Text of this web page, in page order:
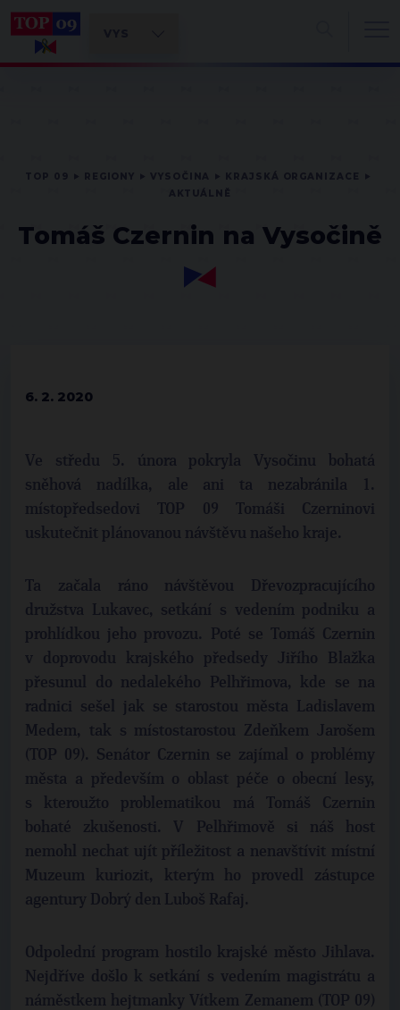
Tomáš Czernin na Vysočině
6. 2. 2020
Ve středu 5. února pokryla Vysočinu bohatá
sněhová nadílka, ale ani ta nezabránila 1.
místopředsedovi TOP 09 Tomáši Czerninovi
uskutečnit plánovanou návštěvu našeho kraje.
Ta začala ráno návštěvou Dřevozpracujícího
družstva Lukavec, setkání s vedením podniku a
prohlídkou jeho provozu. Poté se Tomáš Czernin
v doprovodu krajského předsedy Jiřího Blažka
přesunul do nedalekého Pelhřimova, kde se na
radnici sešel jak se starostou města Ladislavem
Medem, tak s místostarostou Zdeňkem Jarošem
(TOP 09). Senátor Czernin se zajímal o problémy
města a především o oblast péče o obecní lesy,
s kteroužto problematikou má Tomáš Czernin
bohaté zkušenosti. V Pelhřimově si náš host
nemohl nechat ujít příležitost a nenavštívit místní
Muzeum kuriozit, kterým ho provedl zástupce
agentury Dobrý den Luboš Rafaj.
Odpolední program hostilo krajské město Jihlava.
Nejdříve došlo k setkání s vedením magistrátu a
náměstkem hejtmanky Vítkem Zemanem (TOP 09)